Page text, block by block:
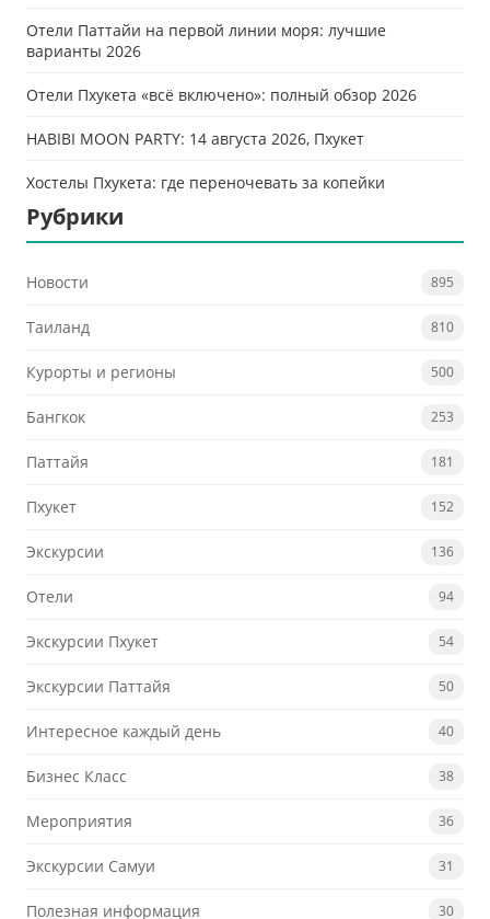
Отели Паттайи на первой линии моря: лучшие
варианты 2026
Отели Пхукета «всё включено»: полный обзор 2026
HABIBI MOON PARTY: 14 августа 2026, Пхукет
Хостелы Пхукета: где переночевать за копейки
Рубрики
Новости 895
Таиланд 810
Курорты и регионы 500
Бангкок 253
Паттайя 181
Пхукет 152
Экскурсии 136
Отели 94
Экскурсии Пхукет 54
Экскурсии Паттайя 50
Интересное каждый день 40
Бизнес Класс 38
Мероприятия 36
Экскурсии Самуи 31
Полезная информация 30